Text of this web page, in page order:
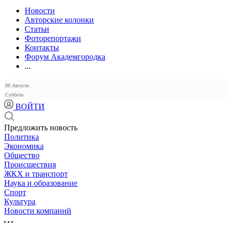
Новости
Авторские колонки
Статьи
Фоторепортажи
Контакты
Форум Академгородка
...
08 Августа
Суббота
ВОЙТИ
Предложить новость
Политика
Экономика
Общество
Происшествия
ЖКХ и транспорт
Наука и образование
Спорт
Культура
Новости компаний